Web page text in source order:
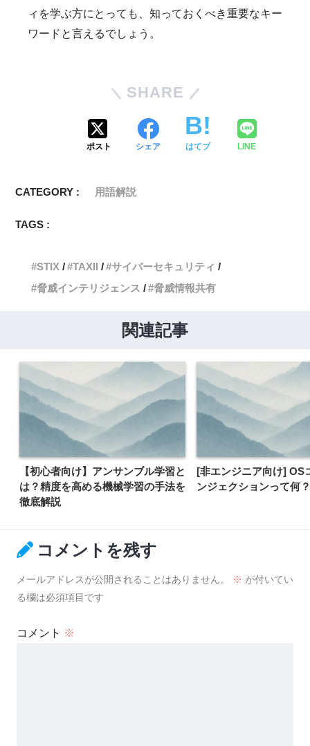
ィを学ぶ方にとっても、知っておくべき重要なキー
ワードと言えるでしょう。
SHARE
ポスト シェア はてブ LINE
CATEGORY : 用語解説
TAGS :
STIX TAXII
サイバーセキュリティ
脅威インテリジェンス
脅威情報共有
関連記事
【初心者向け】アンサンブル学習と
は？精度を高める機械学習の手法を
徹底解説
[非エンジニア向け] OS
ンジェクションって何？
コメントを残す
メールアドレスが公開されることはありません。 ※ が付いてい
る欄は必須項目です
コメント ※